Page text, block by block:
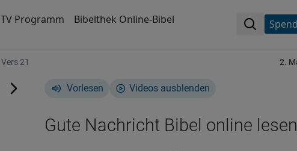
TV Programm Bibelthek Online-Bibel
Vers 21 2.
Vorlesen Videos ausblenden
Gute Nachricht Bibel online lesen